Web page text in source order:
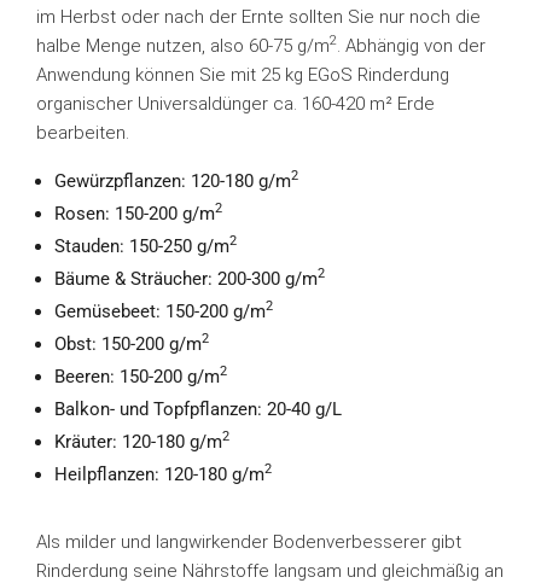
im Herbst oder nach der Ernte sollten Sie nur noch die
halbe Menge nutzen, also 60-75 g/m2 . Abhängig von der
Anwendung können Sie mit 25 kg EGoS Rinderdung
organischer Universaldünger ca. 160-420 m² Erde
bearbeiten.
Gewürzpflanzen: 120-180 g/m2
Rosen: 150-200 g/m2
Stauden: 150-250 g/m2
Bäume & Sträucher: 200-300 g/m2
Gemüsebeet: 150-200 g/m2
Obst: 150-200 g/m2
Beeren: 150-200 g/m2
Balkon- und Topfpflanzen: 20-40 g/L
Kräuter: 120-180 g/m2
Heilpflanzen: 120-180 g/m2
Als milder und langwirkender Bodenverbesserer gibt
Rinderdung seine Nährstoffe langsam und gleichmäßig an